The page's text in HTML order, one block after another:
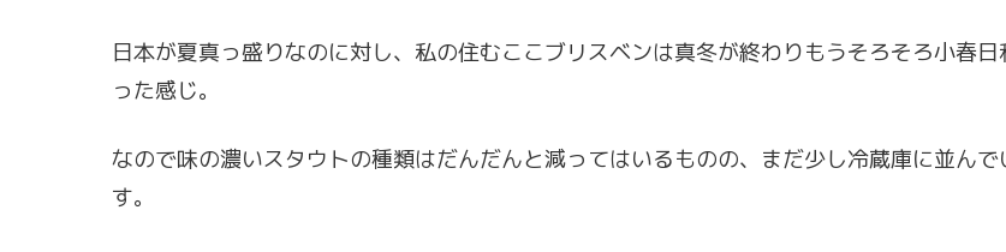
日本が夏真っ盛りなのに対し、私の住むここブリスベンは真冬が終わりもうそろそろ小春日
った感じ。
なので味の濃いスタウトの種類はだんだんと減ってはいるものの、まだ少し冷蔵庫に並んで
す。